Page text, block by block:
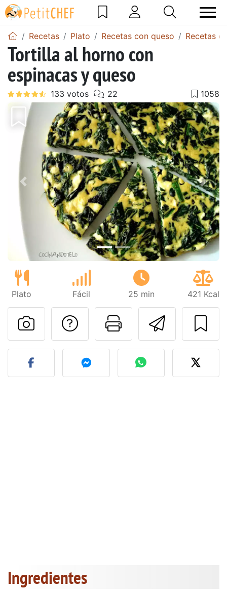
Recetas Plato Recetas con queso Recetas
Tortilla al horno con
espinacas y queso
Anterior
Plato Fácil 25 min 421 Kcal
Imprimir
Preguntar al autor
Publicar la foto de esta
Ingredientes